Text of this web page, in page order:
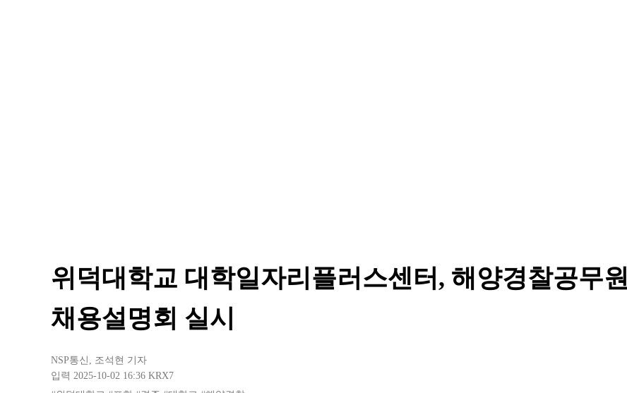
위덕대학교 대학일자리플러스센터, 해양경찰공무원
채용설명회 실시
NSP통신 , 조석현 기자
입력 2025-10-02 16:36 KRX7